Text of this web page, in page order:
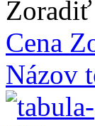
Cena
Názov